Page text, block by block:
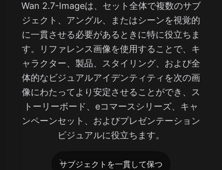
Wan 2.7-Imageは、セット全体で複数のサブ
ジェクト、アングル、またはシーンを視覚的
に一貫させる必要があるときに特に役立ちま
す。リファレンス画像を使用することで、キ
ャラクター、製品、スタイリング、および全
体的なビジュアルアイデンティティを次の画
像にわたってより安定させることができ、ス
トーリーボード、eコマースシリーズ、キャ
ンペーンセット、およびプレゼンテーション
ビジュアルに役立ちます。
サブジェクトを一貫して保つ